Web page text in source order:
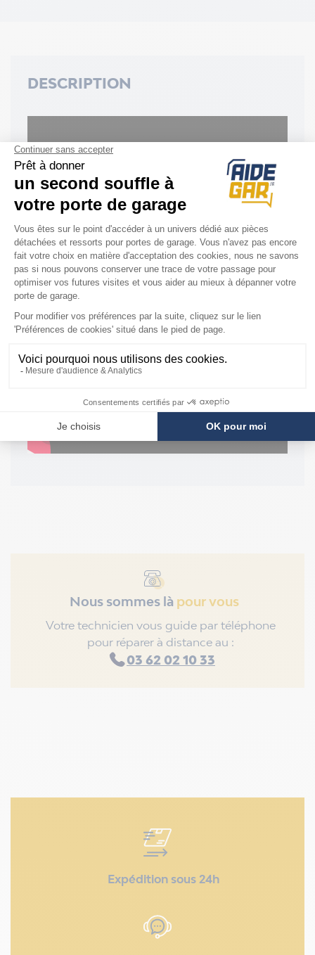
DESCRIPTION
Nous sommes là pour vous
Votre technicien vous guide par téléphone
pour réparer à distance au :
03 62 02 10 33
Expédition sous 24h